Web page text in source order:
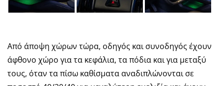
Από άποψη χώρων τώρα, οδηγός και συνοδηγός έχουν
άφθονο χώρο για τα κεφάλια, τα πόδια και για μεταξύ
τους, όταν τα πίσω καθίσματα αναδιπλώνονται σε